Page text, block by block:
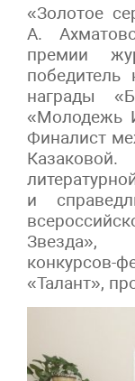
«Золотое
А.
премии
победитель
награды
«Молодежь
Финалист
и
Звезда»,
конкурсов-
«Талант»,